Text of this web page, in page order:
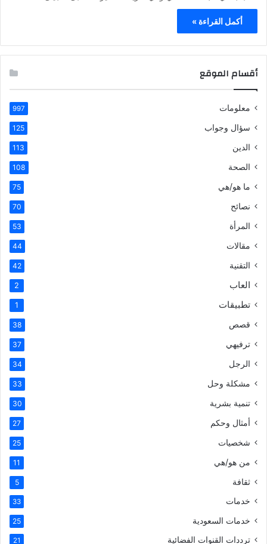
أكمل القراءة »
أقسام الموقع
معلومات 997
سؤال وجواب 125
الدين 113
الصحة 108
ما هو/هي 75
نصائح 70
المرأة 53
مقالات 44
التقنية 42
العاب 2
تطبيقات 1
قصص 38
ترفيهي 37
الرجل 34
مشكلة وحل 33
تنمية بشرية 30
أمثال وحكم 27
شخصيات 25
من هو/هي 11
ثقافة 5
خدمات 33
خدمات السعودية 25
ترددات القنوات الفضائية 21